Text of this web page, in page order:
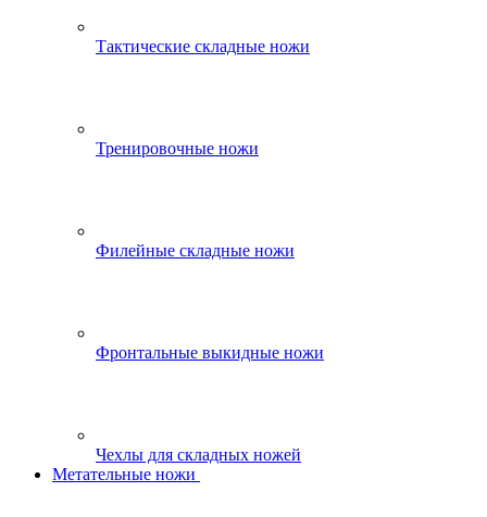
Тактические складные ножи
Тренировочные ножи
Филейные складные ножи
Фронтальные выкидные ножи
Чехлы для складных ножей
Метательные ножи